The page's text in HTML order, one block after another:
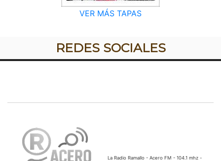
VER MÁS TAPAS
REDES SOCIALES
La Radio Ramallo - Acero FM - 104.1 mhz -